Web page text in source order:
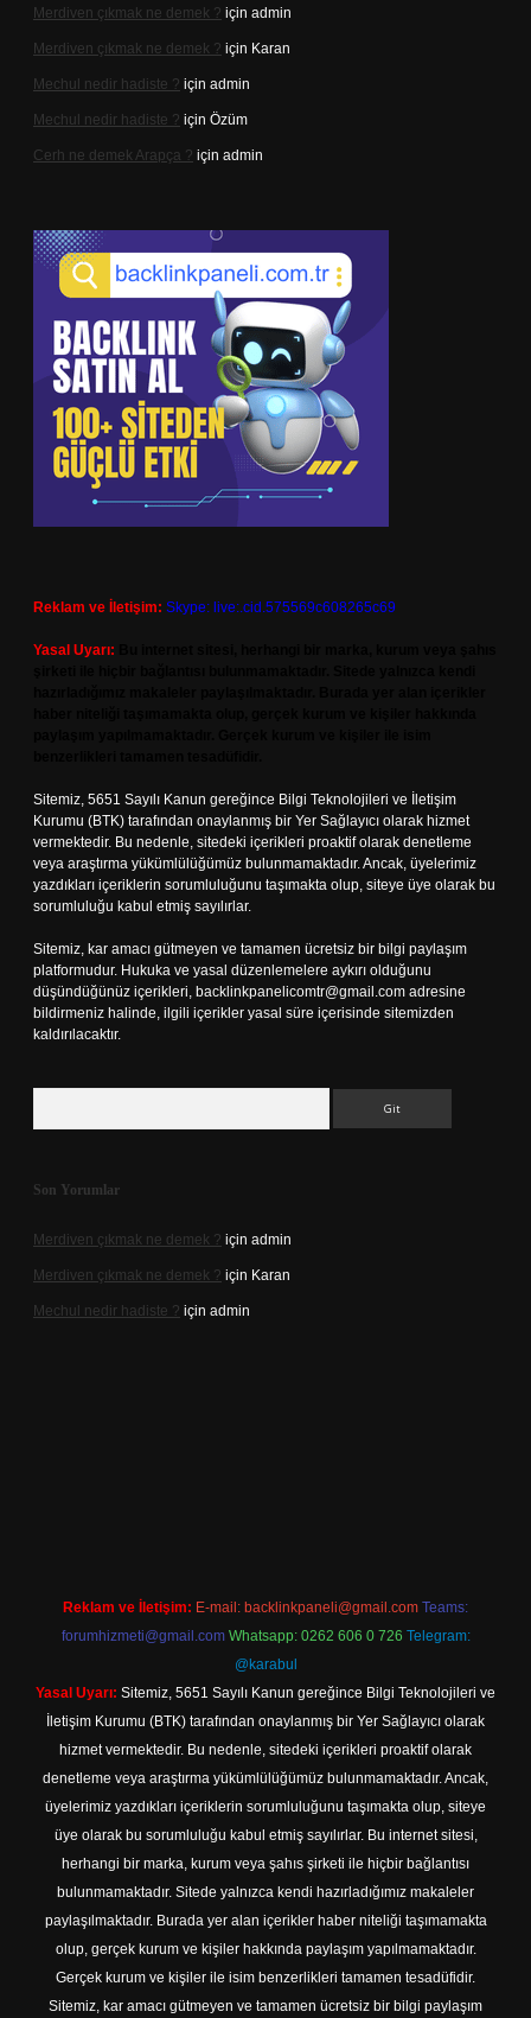
Merdiven çıkmak ne demek ? için admin
Merdiven çıkmak ne demek ? için Karan
Mechul nedir hadiste ? için admin
Mechul nedir hadiste ? için Özüm
Cerh ne demek Arapça ? için admin
Reklam ve İletişim: Skype: live:.cid.575569c608265c69
Yasal Uyarı:
Sitemiz, 5651 Sayılı Kanun gereğince Bilgi Teknolojileri ve İletişim
Kurumu (BTK) tarafından onaylanmış bir Yer Sağlayıcı olarak hizmet
vermektedir. Bu nedenle, sitedeki içerikleri proaktif olarak denetleme
veya araştırma yükümlülüğümüz bulunmamaktadır. Ancak, üyelerimiz
yazdıkları içeriklerin sorumluluğunu taşımakta olup, siteye üye olarak bu
sorumluluğu kabul etmiş sayılırlar.
Sitemiz, kar amacı gütmeyen ve tamamen ücretsiz bir bilgi paylaşım
platformudur. Hukuka ve yasal düzenlemelere aykırı olduğunu
düşündüğünüz içerikleri, backlinkpanelicomtr@gmail.com adresine
bildirmeniz halinde, ilgili içerikler yasal süre içerisinde sitemizden
kaldırılacaktır.
Son Yorumlar
Merdiven çıkmak ne demek ? için admin
Merdiven çıkmak ne demek ? için Karan
Mechul nedir hadiste ? için admin
Reklam ve İletişim: E-mail: backlinkpaneli@gmail.com Teams:
forumhizmeti@gmail.com Whatsapp: 0262 606 0 726 Telegram:
@karabul
Yasal Uyarı: Sitemiz, 5651 Sayılı Kanun gereğince Bilgi Teknolojileri ve
İletişim Kurumu (BTK) tarafından onaylanmış bir Yer Sağlayıcı olarak
hizmet vermektedir. Bu nedenle, sitedeki içerikleri proaktif olarak
denetleme veya araştırma yükümlülüğümüz bulunmamaktadır. Ancak,
üyelerimiz yazdıkları içeriklerin sorumluluğunu taşımakta olup, siteye
üye olarak bu sorumluluğu kabul etmiş sayılırlar. Bu internet sitesi,
herhangi bir marka, kurum veya şahıs şirketi ile hiçbir bağlantısı
bulunmamaktadır. Sitede yalnızca kendi hazırladığımız makaleler
paylaşılmaktadır. Burada yer alan içerikler haber niteliği taşımamakta
olup, gerçek kurum ve kişiler hakkında paylaşım yapılmamaktadır.
Gerçek kurum ve kişiler ile isim benzerlikleri tamamen tesadüfidir.
Sitemiz, kar amacı gütmeyen ve tamamen ücretsiz bir bilgi paylaşım